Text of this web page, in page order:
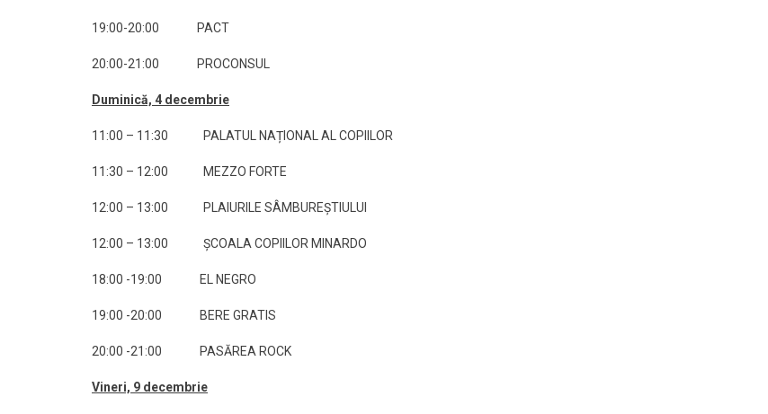
19:00-20:00 PACT
20:00-21:00 PROCONSUL
Duminică, 4 decembrie
11:00 – 11:30 PALATUL NAȚIONAL AL COPIILOR
11:30 – 12:00 MEZZO FORTE
12:00 – 13:00 PLAIURILE SÂMBUREȘTIULUI
12:00 – 13:00 ȘCOALA COPIILOR MINARDO
18:00 -19:00 EL NEGRO
19:00 -20:00 BERE GRATIS
20:00 -21:00 PASĂREA ROCK
Vineri, 9 decembrie